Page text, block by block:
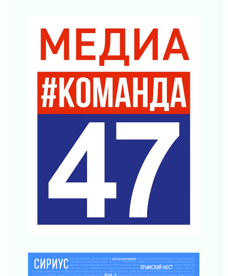
Новая площадка: 2027
03 августа 2026
Часть медиков в Ленобласти сможет
рассчитывать на доплату от региона
03 августа 2026
За сутки в Ленинградской области
ликвидировали 10 пожаров
03 августа 2026
Клюква наливается, но в корзинку пока не
Строительные компании Ленобласти
подняли зарплаты почти на 40% за год
03 августа 2026
Шесть новых жизней в честь дня рождения
Ленинградской области
Уроки безопасности для детей и взрослых
десантных войск
02 августа 2026